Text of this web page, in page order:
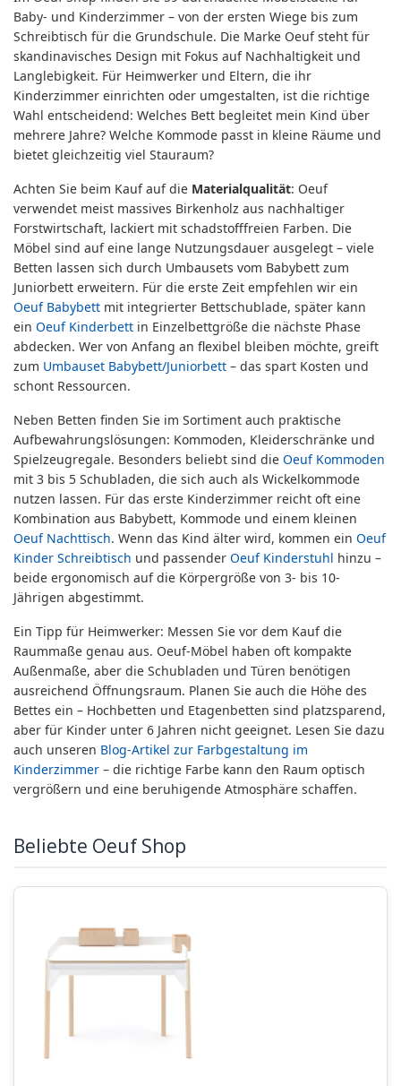
Baby- und Kinderzimmer – von der ersten Wiege bis zum
Schreibtisch für die Grundschule. Die Marke Oeuf steht für
skandinavisches Design mit Fokus auf Nachhaltigkeit und
Langlebigkeit. Für Heimwerker und Eltern, die ihr
Kinderzimmer einrichten oder umgestalten, ist die richtige
Wahl entscheidend: Welches Bett begleitet mein Kind über
mehrere Jahre? Welche Kommode passt in kleine Räume und
bietet gleichzeitig viel Stauraum?
Achten Sie beim Kauf auf die Materialqualität: Oeuf
verwendet meist massives Birkenholz aus nachhaltiger
Forstwirtschaft, lackiert mit schadstofffreien Farben. Die
Möbel sind auf eine lange Nutzungsdauer ausgelegt – viele
Betten lassen sich durch Umbausets vom Babybett zum
Juniorbett erweitern. Für die erste Zeit empfehlen wir ein
Oeuf Babybett mit integrierter Bettschublade, später kann
ein Oeuf Kinderbett in Einzelbettgröße die nächste Phase
abdecken. Wer von Anfang an flexibel bleiben möchte, greift
zum Umbauset Babybett/Juniorbett – das spart Kosten und
schont Ressourcen.
Neben Betten finden Sie im Sortiment auch praktische
Aufbewahrungslösungen: Kommoden, Kleiderschränke und
Spielzeugregale. Besonders beliebt sind die Oeuf Kommoden
mit 3 bis 5 Schubladen, die sich auch als Wickelkommode
nutzen lassen. Für das erste Kinderzimmer reicht oft eine
Kombination aus Babybett, Kommode und einem kleinen
Oeuf Nachttisch. Wenn das Kind älter wird, kommen ein Oeuf
Kinder Schreibtisch und passender Oeuf Kinderstuhl hinzu –
beide ergonomisch auf die Körpergröße von 3- bis 10-
Jährigen abgestimmt.
Ein Tipp für Heimwerker: Messen Sie vor dem Kauf die
Raummaße genau aus. Oeuf-Möbel haben oft kompakte
Außenmaße, aber die Schubladen und Türen benötigen
ausreichend Öffnungsraum. Planen Sie auch die Höhe des
Bettes ein – Hochbetten und Etagenbetten sind platzsparend,
aber für Kinder unter 6 Jahren nicht geeignet. Lesen Sie dazu
auch unseren Blog-Artikel zur Farbgestaltung im
Kinderzimmer – die richtige Farbe kann den Raum optisch
vergrößern und eine beruhigende Atmosphäre schaffen.
Beliebte Oeuf Shop